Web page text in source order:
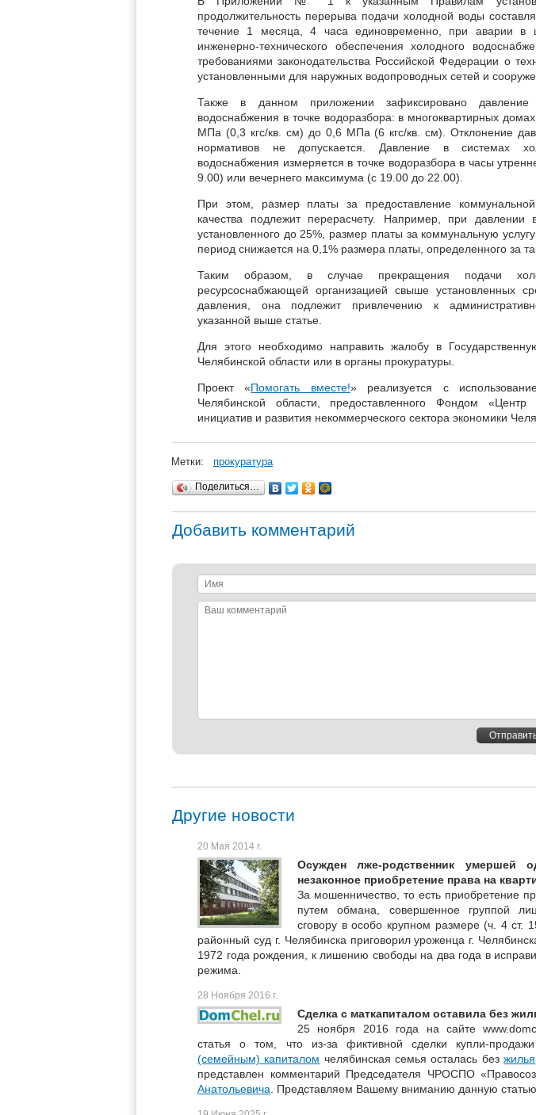
продолжительность перерыва подачи холодной воды
течение 1 месяца, 4 часа единовременно, при аварии в
инженерно-технического обеспечения холодного
требованиями законодательства Российской Федерации о
установленными для наружных водопроводных сетей и
Также в данном приложении зафиксировано
водоснабжения в точке водоразбора: в многоквартирных
МПа (0,3 кгс/кв. см) до 0,6 МПа (6 кгс/кв. см). Отклонение
нормативов не допускается. Давление в системах
водоснабжения измеряется в точке водоразбора в часы
9.00) или вечернего максимума (с 19.00 до 22.00).
При этом, размер платы за предоставление
качества подлежит перерасчету. Например, при
установленного до 25%, размер платы за коммунальную
период снижается на 0,1% размера платы, определенного за
Таким образом, в случае прекращения подачи
ресурсоснабжающей организацией свыше установленных
давления, она подлежит привлечению к
указанной выше статье.
Для этого необходимо направить жалобу в
Челябинской области или в органы прокуратуры.
Проект «Помогать вместе!» реализуется с
Челябинской области, предоставленного Фондом «Центр
инициатив и развития некоммерческого сектора экономики
Метки: прокуратура
Поделиться…
Добавить комментарий
Имя
Ваш
Другие новости
20 Мая 2014 г.
Осужден лже-родственник умершей
незаконное приобретение права на
За мошенничество, то есть приобретение
путем обмана, совершенное группой
сговору в особо крупном размере (ч. 4 ст.
районный суд г. Челябинска приговорил уроженца г.
1972 года рождения, к лишению свободы на два года в
режима.
28 Ноября 2016 г.
Сделка с маткапиталом оставила без
25 ноября 2016 года на сайте
статья о том, что из-за фиктивной сделки купли-
(семейным) капиталом челябинская семья осталась безжилья
представлен комментарий Председателя ЧРОСПО
Анатольевича . Представляем Вашему вниманию данную статью.